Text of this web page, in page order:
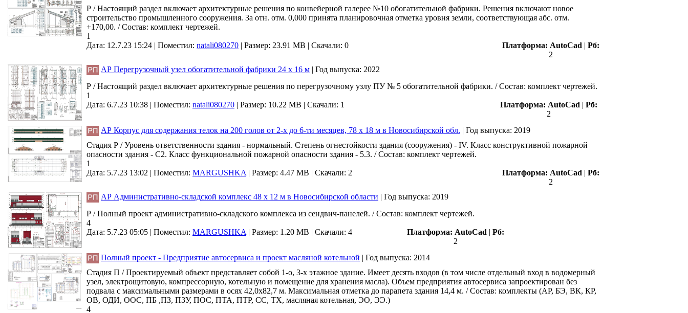
Р / Настоящий раздел включает архитектурные решения по конвейерной галерее №10 обогатительной фабрики. Решения включают новое
строительство промышленного сооружения. За отн. отм. 0,000 принята планировочная отметка уровня земли, соответствующая абс. отм.
+170,00. / Состав: комплект чертежей.
1
Дата: 12.7.23 15:24 | Поместил: natali080270 | Размер: 23.91 MB | Скачали: 0 Платформа: AutoCad | Рб:
2
АР Перегрузочный узел обогатительной фабрики 24 х 16 м | Год выпуска: 2022
Р / Настоящий раздел включает архитектурные решения по перегрузочному узлу ПУ № 5 обогатительной фабрики. / Состав: комплект чертежей.
1
Дата: 6.7.23 10:38 | Поместил: natali080270 | Размер: 10.22 MB | Скачали: 1 Платформа: AutoCad | Рб:
2
АР Корпус для содержания телок на 200 голов от 2-х до 6-ти месяцев, 78 х 18 м в Новосибирской обл. | Год выпуска: 2019
Стадия Р / Уровень ответственности здания - нормальный. Степень огнестойкости здания (сооружения) - IV. Класс конструктивной пожарной
опасности здания - C2. Класс функциональной пожарной опасности здания - 5.3. / Состав: комплект чертежей.
1
Дата: 5.7.23 13:02 | Поместил: MARGUSHKA | Размер: 4.47 MB | Скачали: 2 Платформа: AutoCad | Рб:
2
АР Административно-складской комплекс 48 х 12 м в Новосибирской области | Год выпуска: 2019
Р / Полный проект административно-складского комплекса из сендвич-панелей. / Состав: комплект чертежей.
4
Дата: 5.7.23 05:05 | Поместил: MARGUSHKA | Размер: 1.20 MB | Скачали: 4 Платформа: AutoCad | Рб:
2
Полный проект - Предприятие автосервиса и проект масляной котельной | Год выпуска: 2014
Стадия П / Проектируемый объект представляет собой 1-о, 3-х этажное здание. Имеет десять входов (в том числе отдельный вход в водомерный
узел, электрощитовую, компрессорную, котельную и помещение для хранения масла). Объем предприятия автосервиса запроектирован без
подвала с максимальными размерами в осях 42,0х82,7 м. Максимальная отметка до парапета здания 14,4 м. / Состав: комплекты (АР, БЭ, ВК, КР,
ОВ, ОДИ, ООС, ПБ ,ПЗ, ПЗУ, ПОС, ПТА, ПТР, СС, ТХ, масляная котельная, ЭО, ЭЭ.)
4